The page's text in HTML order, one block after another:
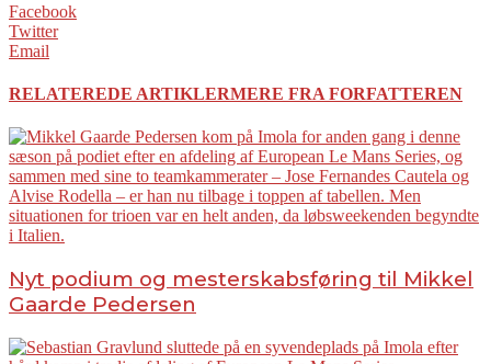
Facebook
Twitter
Email
RELATEREDE ARTIKLERMERE FRA FORFATTEREN
Nyt podium og mesterskabsføring til Mikkel
Gaarde Pedersen